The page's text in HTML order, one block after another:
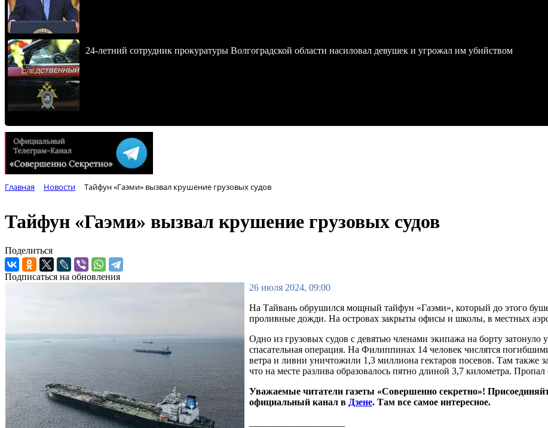
24-летний сотрудник прокуратуры Волгоградской области насиловал девушек и угрожал им убийством
Главная Новости Тайфун «Гаэми» вызвал крушение грузовых судов
Тайфун «Гаэми» вызвал крушение грузовых судов
Поделиться
Подписаться на обновления
26 июля 2024, 09:00
На Тайвань обрушился мощный тайфун «Гаэми», который до этого
проливные дожди. На островах закрыты офисы и школы, в местных
Одно из грузовых судов с девятью членами экипажа на борту
спасательная операция. На Филиппинах 14 человек числятся
ветра и ливни уничтожили 1,3 миллиона гектаров посевов. Там также
что на месте разлива образовалось пятно длиной 3,7 километра.
Уважаемые читатели газеты «Совершенно секретно»!
официальный канал в Дзене. Там все самое интересное.